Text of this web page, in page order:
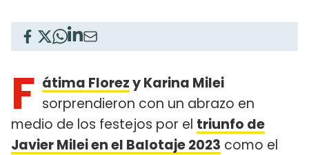
F átima Florezy Karina Milei
sorprendieron con un abrazo en
medio de los festejos por el triunfo de
Javier Milei en el Balotaje 2023 como el